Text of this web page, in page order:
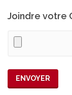
Joindre votre